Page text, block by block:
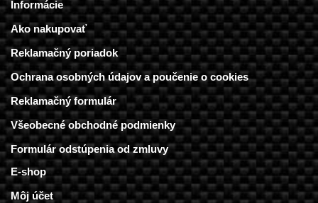
Informácie
Ako nakupovať
Reklamačný poriadok
Ochrana osobných údajov a poučenie o cookies
Reklamačný formulár
Všeobecné obchodné podmienky
Formulár odstúpenia od zmluvy
E-shop
Môj účet